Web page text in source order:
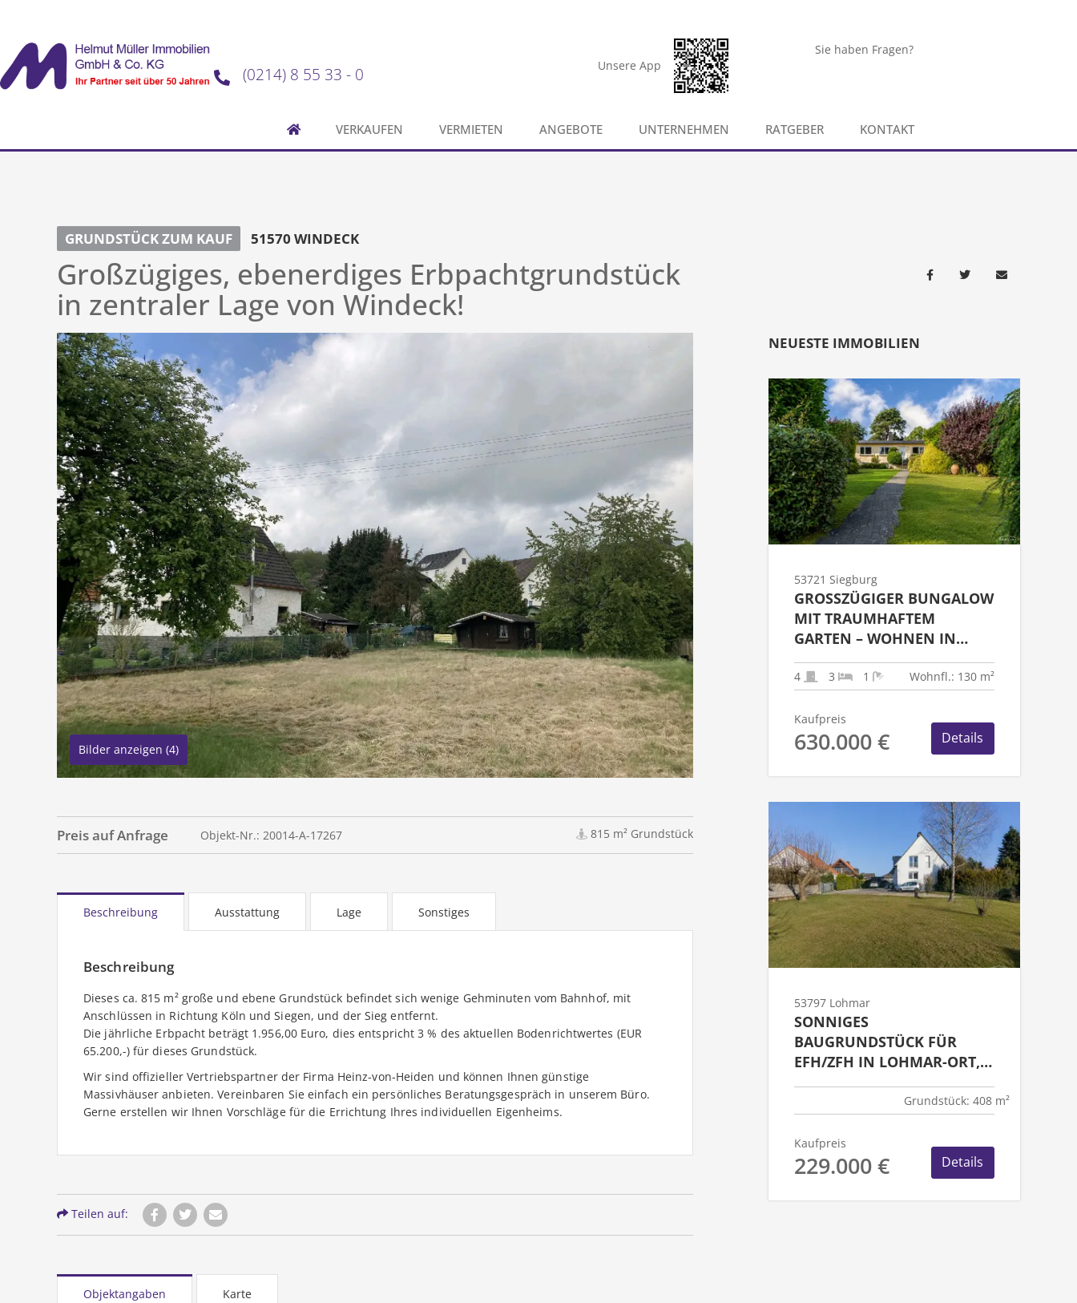
Unsere App
Sie haben Fragen?
(0214) 8 55 33 - 0
VERKAUFEN VERMIETEN ANGEBOTE UNTERNEHMEN RATGEBER KONTAKT
GRUNDSTÜCK ZUM KAUF 51570 WINDECK
Großzügiges, ebenerdiges Erbpachtgrundstück
in zentraler Lage von Windeck!
Bilder anzeigen (4)
Preis auf Anfrage Objekt-Nr.: 20014-A-17267 815 m² Grundstück
Beschreibung Ausstattung Lage Sonstiges
Beschreibung
Dieses ca. 815 m² große und ebene Grundstück befindet sich wenige Gehminuten vom Bahnhof, mit
Anschlüssen in Richtung Köln und Siegen, und der Sieg entfernt.
Die jährliche Erbpacht beträgt 1.956,00 Euro, dies entspricht 3 % des aktuellen Bodenrichtwertes (EUR
65.200,-) für dieses Grundstück.
Wir sind offizieller Vertriebspartner der Firma Heinz-von-Heiden und können Ihnen günstige
Massivhäuser anbieten. Vereinbaren Sie einfach ein persönliches Beratungsgespräch in unserem Büro.
Gerne erstellen wir Ihnen Vorschläge für die Errichtung Ihres individuellen Eigenheims.
Teilen auf:
Objektangaben Karte
NEUESTE IMMOBILIEN
53721 Siegburg
GROSSZÜGIGER BUNGALOW M
IT TRAUMHAFTEM G
ARTEN – WOHNEN IN Z
ENTRALER LAGE VON S
IEGBURG
4 3 1 Wohnfl.: 130 m²
Kaufpreis
630.000 € Details
53797 Lohmar
SONNIGES
BAUGRUNDSTÜCK FÜR
EFH/ZFH IN LOHMAR-ORT,
WALDRAND
Grundstück: 408 m²
Kaufpreis
229.000 € Details